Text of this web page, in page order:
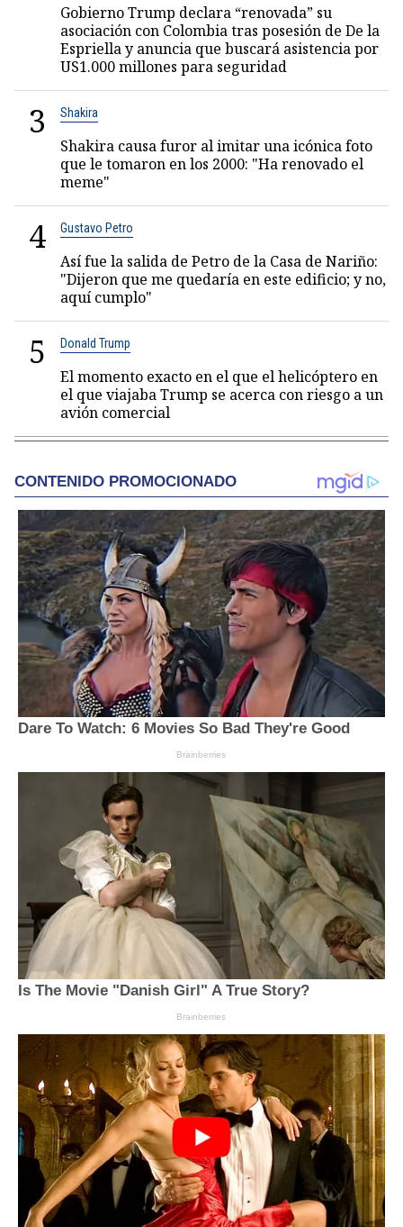
Gobierno Trump declara “renovada” su
asociación con Colombia tras posesión de De la
Espriella y anuncia que buscará asistencia por
US1.000 millones para seguridad
3 Shakira
Shakira causa furor al imitar una icónica foto
que le tomaron en los 2000: "Ha renovado el
meme"
4 Gustavo Petro
Así fue la salida de Petro de la Casa de Nariño:
"Dijeron que me quedaría en este edificio; y no,
aquí cumplo"
5 Donald Trump
El momento exacto en el que el helicóptero en
el que viajaba Trump se acerca con riesgo a un
avión comercial